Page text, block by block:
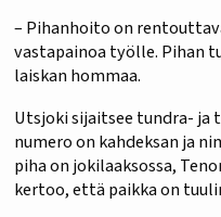
– Pihanhoito on
vastapainoa työlle. Pihan
laiskan hommaa.
Utsjoki sijaitsee tundra- ja
numero on kahdeksan ja
piha on jokilaaksossa,
kertoo, että paikka on